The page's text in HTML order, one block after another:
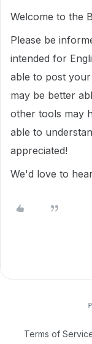
Welcome to the
Please be
intended for
able to post
may be better
other tools may
able to
appreciated!
We'd love to
Terms of